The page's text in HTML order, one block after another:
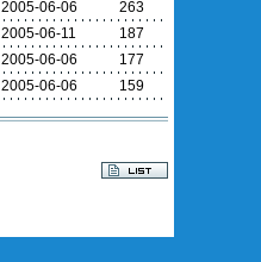
2005-06-06
263
2005-06-11
187
2005-06-06
177
2005-06-06 159